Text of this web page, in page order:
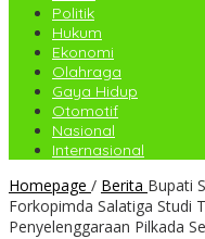
Politik
Hukum
Ekonomi
Olahraga
Gaya Hidup
Otomotif
Nasional
Internasional
Homepage / Berita Bupati
Forkopimda Salatiga Studi
Penyelenggaraan Pilkada